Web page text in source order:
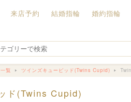
来店予約 結婚指輪 婚約指輪
覧 ツインズキューピッド(Twins Cupid)
ド(Twins Cupid)